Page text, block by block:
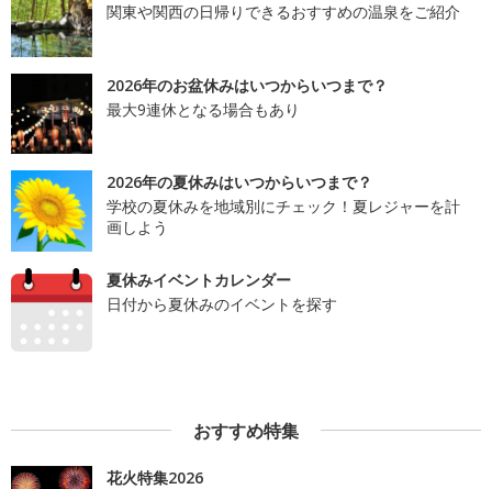
関東や関西の日帰りできるおすすめの温泉をご紹介
2026年のお盆休みはいつからいつまで？
最大9連休となる場合もあり
2026年の夏休みはいつからいつまで？
学校の夏休みを地域別にチェック！夏レジャーを計
画しよう
夏休みイベントカレンダー
日付から夏休みのイベントを探す
おすすめ特集
花火特集2026